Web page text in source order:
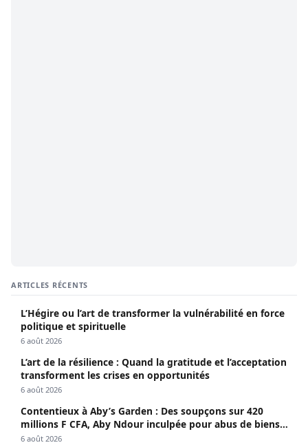
ARTICLES RÉCENTS
L’Hégire ou l’art de transformer la vulnérabilité en force
politique et spirituelle
6 août 2026
L’art de la résilience : Quand la gratitude et l’acceptation
transforment les crises en opportunités
6 août 2026
Contentieux à Aby’s Garden : Des soupçons sur 420
millions F CFA, Aby Ndour inculpée pour abus de biens
sociaux
6 août 2026